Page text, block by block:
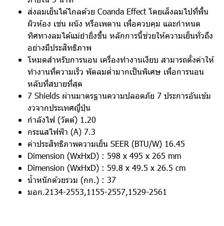
ส่งลมเย็นได้ไกลด้วย Coanda Effect โดยเล็งลมไปที่พื้น
ผิวห้อง เช่น ผนัง หรือเพดาน เพื่อควบคุม และกำหนด
ทิศทางลมได้แม่ยำยิ่งขึ้น หลักการนี้ช่วยให้ความเย็นทั่วถึง
อย่างมีประสิทธิภาพ
โหมดสำหรับการนอน เครื่องทำงานเงียบ สามารถตั้งค่าให้
ทำงานที่ความเร็ว พัดลมต่ำมากเป็นพิเศษ เพื่อการนอน
หลับที่สบายที่สุด
7 Shields ผ่านมาตรฐานความปลอดภัย 7 ประการอันเข้ม
งวจากประเทศญี่ปุ่น
กำลังไฟ (วัตต์) 1.20
กระแสไฟฟ้า (A) 7.3
ค่าประสิทธิภาพความเย็น SEER (BTU/W) 16.45
Dimension (WxHxD) : 598 x 495 x 265 mm
Dimension (WxHxD) : 59.8 x 49.5 x 26.5 cm
น้ำหนักด้วยรวม (กก.) : 37
มอก.2134-2553,1155-2557,1529-2561